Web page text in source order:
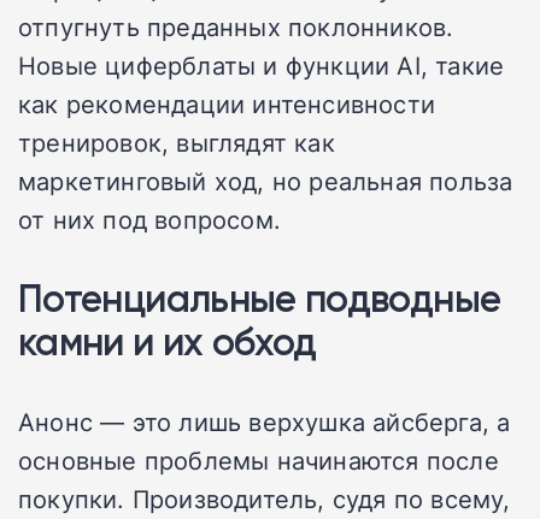
отпугнуть преданных поклонников.
Новые циферблаты и функции AI, такие
как рекомендации интенсивности
тренировок, выглядят как
маркетинговый ход, но реальная польза
от них под вопросом.
Потенциальные подводные
камни и их обход
Анонс — это лишь верхушка айсберга, а
основные проблемы начинаются после
покупки. Производитель, судя по всему,